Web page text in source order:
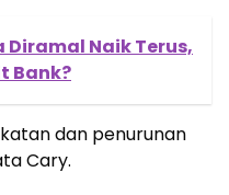
Diramal Naik Terus,
Bank?
dan penurunan
Cary.